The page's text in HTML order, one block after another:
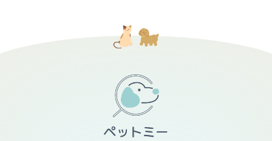
丈夫」といざないながらこまめにするようには心掛けてい
病院でのトリマーさんに、病院に行った際に一緒にカット
に繋がっても怖いのでこまめにして頂くようにしていま
だが生まれつき余り強い方では無い為、病院に行く度に一
緒にからだの調子も先生に何かと診て頂いていたり、湿疹
も出来易い為にそれもこまめに家でチェックしおかしいと
思えばすぐ診て頂きお薬を処方して貰っています。 定期
たり、汚れたらしています。 ブラッシングは2.3日に1回
です。すぐ毛玉ができてしまうので毎日行いたいと思って
の辺りのみ行っています。爪切りを定期的にしてもらって
いるのですがそこでやっていただいてます。足回りは丸っ
こく可愛くしてもらうようお願いをしています。 【総
評】 出会いはペットショップでした。その頃はパピヨン
特有の毛の長さなどはなく見た目はほぼチワワのようでし
たがものすごい可愛いくパピヨンを探してた私たちは即決